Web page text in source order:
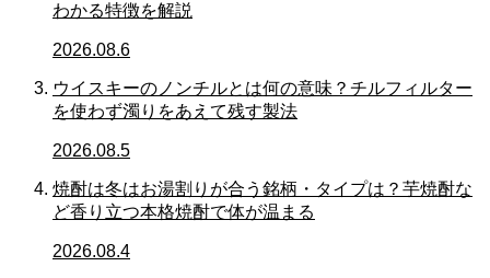
わかる特徴を解説
2026.08.6
ウイスキーのノンチルとは何の意味？チルフィルター
を使わず濁りをあえて残す製法
2026.08.5
焼酎は冬はお湯割りが合う銘柄・タイプは？芋焼酎な
ど香り立つ本格焼酎で体が温まる
2026.08.4